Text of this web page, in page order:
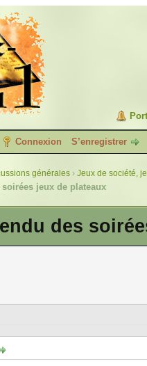
Connexion S’enregistrer
générales › Jeux de société,
jeux de plateaux
des